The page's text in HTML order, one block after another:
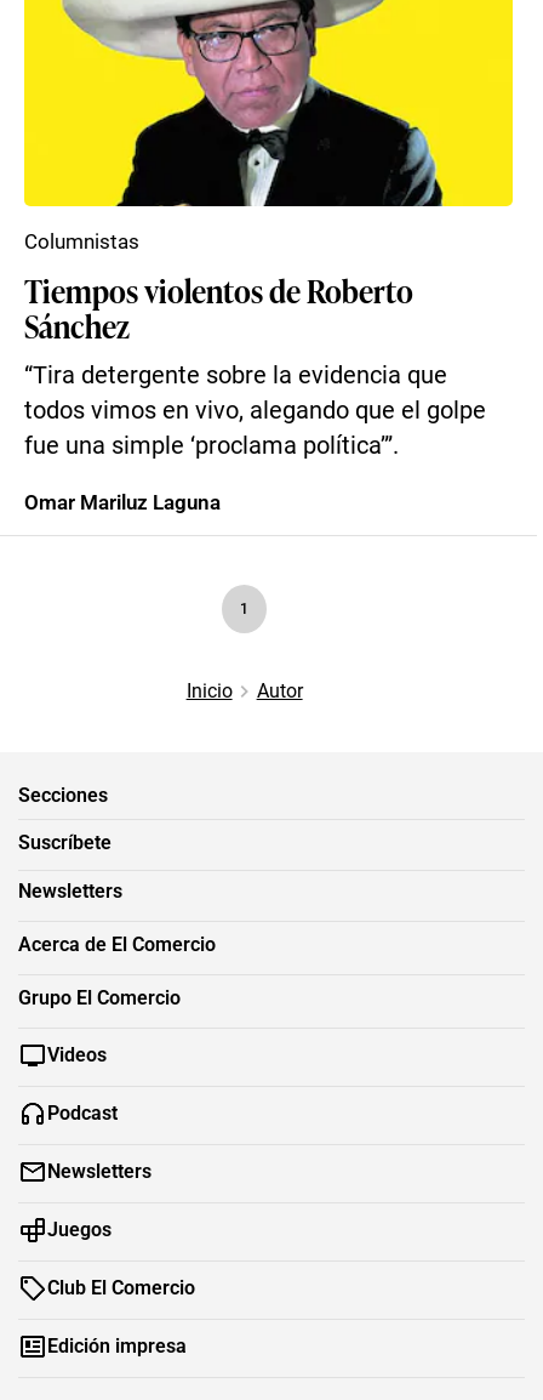
Tiempos violentos de Roberto
Sánchez
“Tira detergente sobre la evidencia que
todos vimos en vivo, alegando que el golpe
fue una simple ‘proclama política’”.
Columnistas
Omar Mariluz Laguna
1
Inicio Autor
Secciones
Suscríbete
Newsletters
Acerca de El Comercio
Grupo El Comercio
Videos
Podcast
Newsletters
Juegos
Club El Comercio
Edición impresa